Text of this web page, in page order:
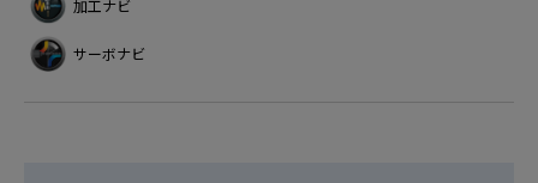
加工ナビ
サーボナビ